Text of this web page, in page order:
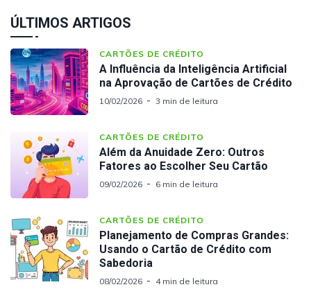
ÚLTIMOS ARTIGOS
CARTÕES DE CRÉDITO
A Influência da Inteligência Artificial
na Aprovação de Cartões de Crédito
10/02/2026 3 min de leitura
CARTÕES DE CRÉDITO
Além da Anuidade Zero: Outros
Fatores ao Escolher Seu Cartão
09/02/2026 6 min de leitura
CARTÕES DE CRÉDITO
Planejamento de Compras Grandes:
Usando o Cartão de Crédito com
Sabedoria
08/02/2026 4 min de leitura